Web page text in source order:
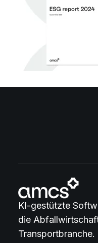
KI-gestützte
die
Transportbranche.